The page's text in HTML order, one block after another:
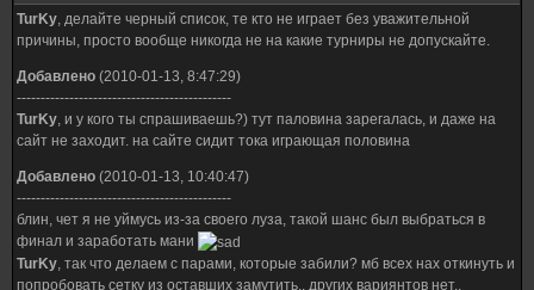
TurKy, делайте черный список, те кто не играет без уважительной
причины, просто вообще никогда не на какие турниры не допускайте.
Добавлено (2010-01-13, 8:47:29)
---------------------------------------------
TurKy, и у кого ты спрашиваешь?) тут паловина зарегалась, и даже на
сайт не заходит. на сайте сидит тока играющая половина
Добавлено (2010-01-13, 10:40:47)
---------------------------------------------
блин, чет я не уймусь из-за своего луза, такой шанс был выбраться в
финал и заработать мани
TurKy, так что делаем с парами, которые забили? мб всех нах откинуть и
попробовать сетку из оставших замутить.. других вариянтов нет..